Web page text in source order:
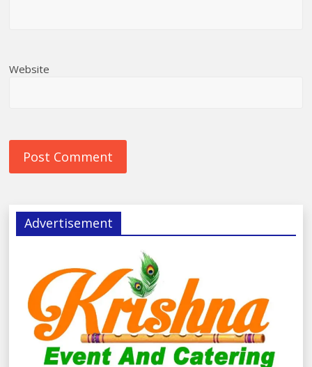
Website
Advertisement